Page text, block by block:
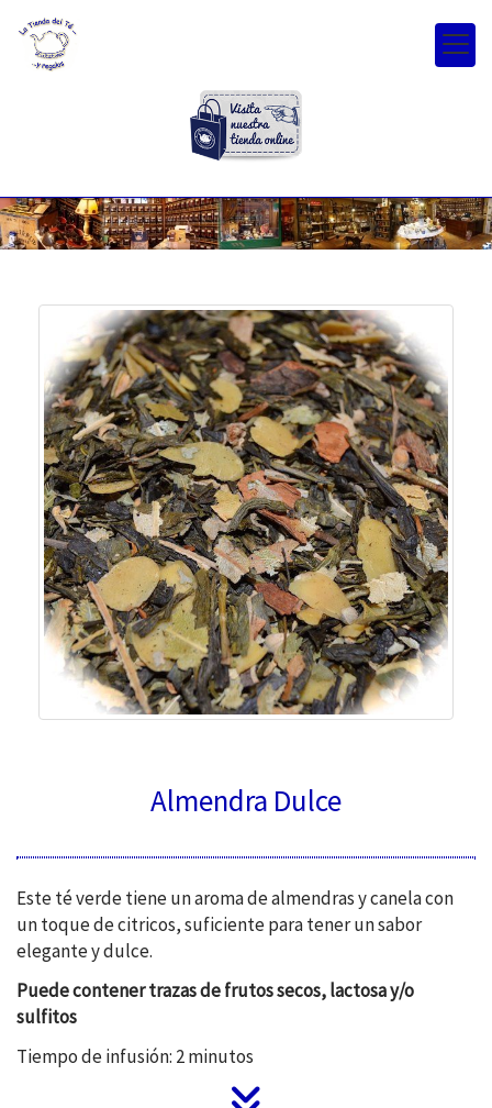
Almendra Dulce
Este té verde tiene un aroma de almendras y canela con
un toque de citricos, suficiente para tener un sabor
elegante y dulce.
Puede contener trazas de frutos secos, lactosa y/o
sulfitos
Tiempo de infusión: 2 minutos